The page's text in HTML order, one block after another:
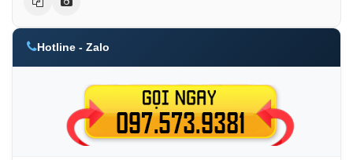
Hotline - Zalo